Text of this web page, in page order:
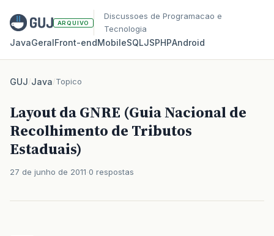
ARQUIVO
Discussoes de Programacao e
Tecnologia
JavaGeralFront‑endMobileSQLJSPHPAndroid
GUJ/Java/Topico
Layout da GNRE (Guia Nacional de
Recolhimento de Tributos
Estaduais)
27 de junho de 2011 0 respostas